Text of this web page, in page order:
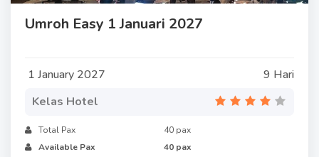
Umroh Easy 1 Januari 2027
1 January 2027
9 Hari
Kelas Hotel
Total Pax
40 pax
Available Pax
40 pax